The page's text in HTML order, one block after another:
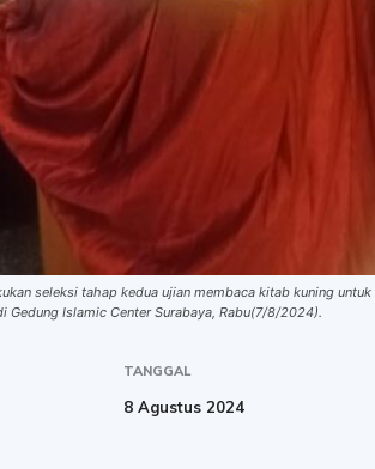
seleksi tahap kedua ujian membaca kitab kuning
Gedung Islamic Center Surabaya, Rabu(7/8/2024).
TANGGAL
8 Agustus 2024